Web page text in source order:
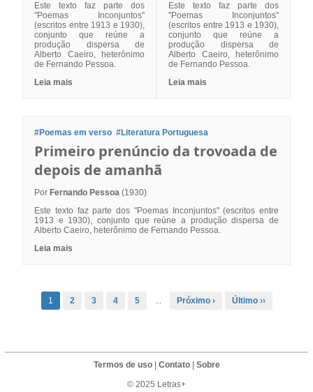
Este texto faz parte dos
"Poemas Inconjuntos"
(escritos entre 1913 e 1930),
conjunto que reúne a
produção dispersa de
Alberto Caeiro, heterônimo
de Fernando Pessoa.
Leia mais
Este texto faz parte dos
"Poemas Inconjuntos"
(escritos entre 1913 e 1930),
conjunto que reúne a
produção dispersa de
Alberto Caeiro, heterônimo
de Fernando Pessoa.
Leia mais
#Poemas em verso #Literatura Portuguesa
Primeiro prenúncio da trovoada de
depois de amanhã
Por Fernando Pessoa (1930)
Este texto faz parte dos "Poemas Inconjuntos" (escritos entre
1913 e 1930), conjunto que reúne a produção dispersa de
Alberto Caeiro, heterônimo de Fernando Pessoa.
Leia mais
1 2 3 4 5 ... Próximo › Último ››
Termos de uso| Contato| Sobre
© 2025 Letras+